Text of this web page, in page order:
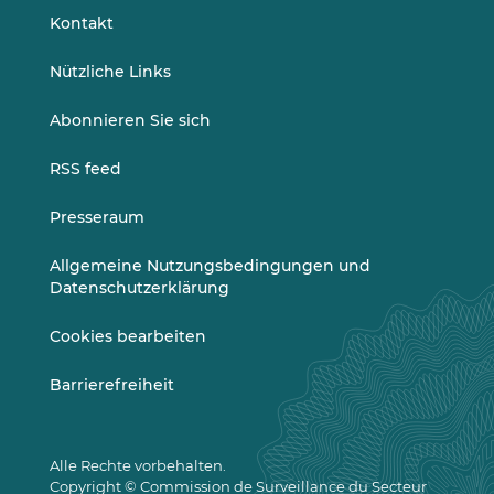
Kontakt
Nützliche Links
Abonnieren Sie sich
RSS feed
Presseraum
Allgemeine Nutzungsbedingungen und
Datenschutzerklärung
Cookies bearbeiten
Barrierefreiheit
Alle Rechte vorbehalten.
Copyright © Commission de Surveillance du Secteur